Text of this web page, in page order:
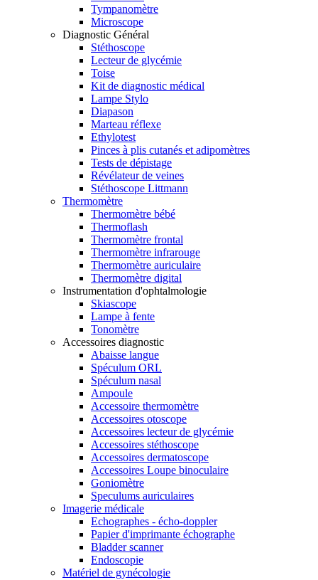
Tympanomètre
Microscope
Diagnostic Général
Stéthoscope
Lecteur de glycémie
Toise
Kit de diagnostic médical
Lampe Stylo
Diapason
Marteau réflexe
Ethylotest
Pinces à plis cutanés et adipomètres
Tests de dépistage
Révélateur de veines
Stéthoscope Littmann
Thermomètre
Thermomètre bébé
Thermoflash
Thermomètre frontal
Thermomètre infrarouge
Thermomètre auriculaire
Thermomètre digital
Instrumentation d'ophtalmologie
Skiascope
Lampe à fente
Tonomètre
Accessoires diagnostic
Abaisse langue
Spéculum ORL
Spéculum nasal
Ampoule
Accessoire thermomètre
Accessoires otoscope
Accessoires lecteur de glycémie
Accessoires stéthoscope
Accessoires dermatoscope
Accessoires Loupe binoculaire
Goniomètre
Speculums auriculaires
Imagerie médicale
Echographes - écho-doppler
Papier d'imprimante échographe
Bladder scanner
Endoscopie
Matériel de gynécologie